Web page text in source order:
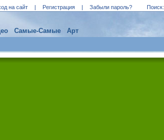
на сайт | Регистрация | Забыли пароль? Поиск:
Самые-Самые Арт